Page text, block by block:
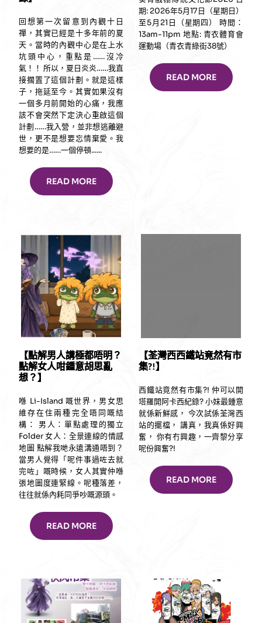
回想第一次留意到內觀十日
禪，其實已經是十多年前的夏
天。當時的內觀中心是在上水
坑頭中心，重點是……沒冷
氣！！ 所以，夏日炎炎……我直
接擱置了這個計劃。就是這樣
子，拖延至今。其實如果沒有
一個多月前開始的心痛，我應
該不會突然下定決心重啟這個
計劃……我入營，並非想逃離避
世，更不是想要忘情棄愛。我
想要的是……一個停頓......
READ MORE
期: 2026年5月17日（星期日）
至5月21日（星期四） 時間：
13am-11pm 地點: 青衣體育會
運動場（青衣青綠街38號）
READ MORE
【點解男人講極都唔明？
點解女人咁鍾意胡思亂
想？】
喺 Li-Island 嘅世界，男女思
維存在住兩種完全唔同嘅結
構： 男人：單點處理的獨立
Folder 女人：全景連線的情感
地圖 點解我哋永遠溝通唔到？
當男人覺得「呢件事過咗去就
完咗」嘅時候，女人其實仲喺
張地圖度連緊線。呢種落差，
往往就係內耗同爭吵嘅源頭。
READ MORE
【荃灣西西鐵站竟然有市
集?!】
西鐵站竟然有市集?! 仲可以開
塔羅開阿卡西紀錄? 小妹最鍾意
就係新鮮感， 今次試係荃灣西
站的擺檔， 講真，我真係好興
奮， 你有冇興趣，一齊黎分享
呢份興奮?!
READ MORE